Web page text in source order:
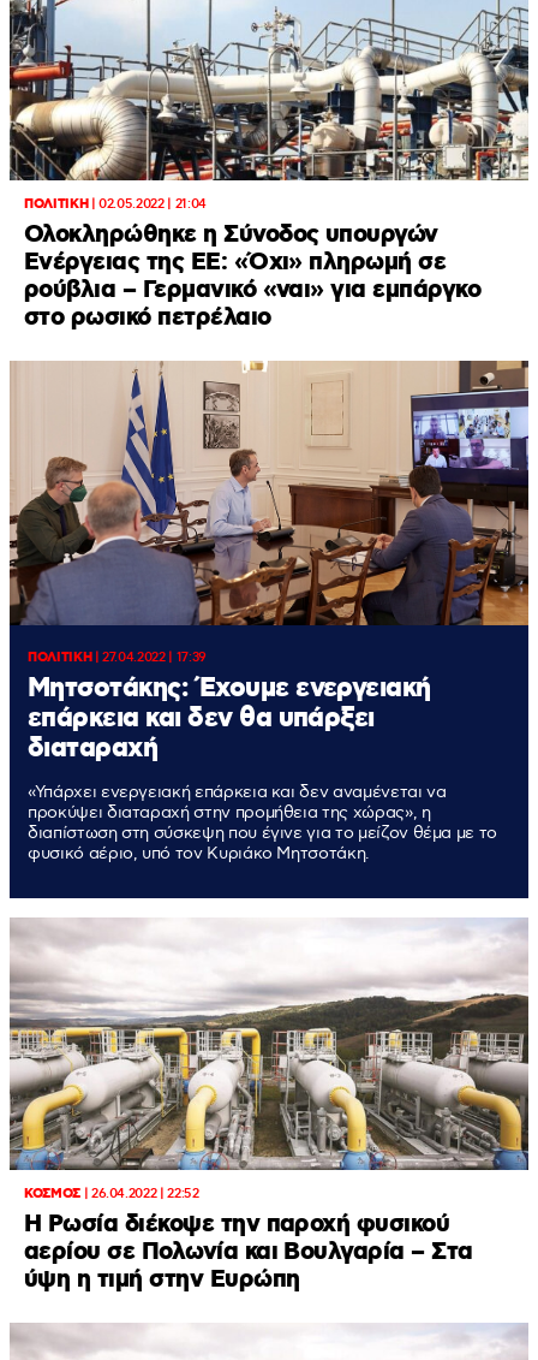
ΠΟΛΙΤΙΚΗ|02.05.2022 | 21:04
Ολοκληρώθηκε η Σύνοδος υπουργών
Ενέργειας της ΕΕ: «Όχι» πληρωμή σε
ρούβλια – Γερμανικό «ναι» για εμπάργκο
στο ρωσικό πετρέλαιο
ΠΟΛΙΤΙΚΗ|27.04.2022 | 17:39
Μητσοτάκης: Έχουμε ενεργειακή
επάρκεια και δεν θα υπάρξει
διαταραχή
«Υπάρχει ενεργειακή επάρκεια και δεν αναμένεται να
προκύψει διαταραχή στην προμήθεια της χώρας», η
διαπίστωση στη σύσκεψη που έγινε για το μείζον θέμα με το
φυσικό αέριο, υπό τον Κυριάκο Μητσοτάκη.
ΚΟΣΜΟΣ| 26.04.2022 | 22:52
Η Ρωσία διέκοψε την παροχή φυσικού
αερίου σε Πολωνία και Βουλγαρία – Στα
ύψη η τιμή στην Ευρώπη